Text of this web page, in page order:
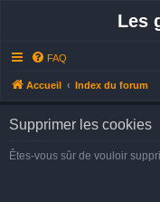
Les
FAQ
Accueil Index du forum
Supprimer les cookies
Êtes-vous sûr de vouloir